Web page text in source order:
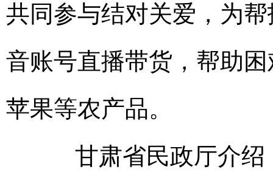
共同参与结对关爱，为
音账号直播带货，帮助
苹果等农产品。
甘肃省民政厅介绍